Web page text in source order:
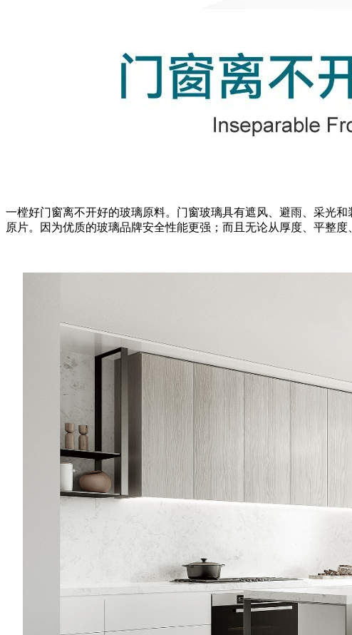
一樘好门窗离不开好的玻璃原料。门窗玻璃具有遮风、避雨、采光
原片。因为优质的玻璃品牌安全性能更强；而且无论从厚度、平整度